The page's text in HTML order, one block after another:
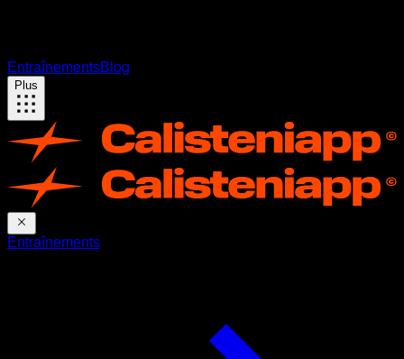
EntraînementsBlog
Plus
Entraînements